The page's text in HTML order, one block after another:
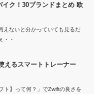
ク！30ブランドまとめ 欧
えないと分かっていても見るだ
・・…
えるスマートトレーナー
ト】って何？」でZwiftの良さを